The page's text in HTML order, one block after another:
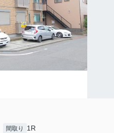
間取り 1R